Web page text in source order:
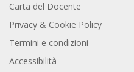
Carta del Docente
Privacy & Cookie Policy
Termini e condizioni
Accessibilità